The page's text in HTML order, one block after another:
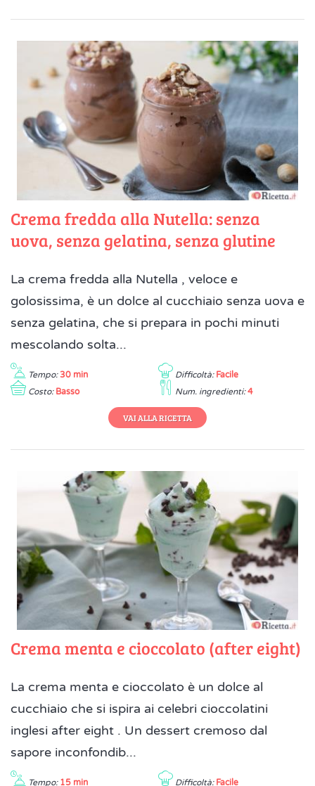
Crema fredda alla Nutella: senza
uova, senza gelatina, senza glutine
La crema fredda alla Nutella , veloce e
golosissima, è un dolce al cucchiaio senza uova e
senza gelatina, che si prepara in pochi minuti
mescolando solta...
Tempo: 30 min Difficoltà: Facile
Costo: Basso Num. ingredienti: 4
VAI ALLA RICETTA
Crema menta e cioccolato (after eight)
La crema menta e cioccolato è un dolce al
cucchiaio che si ispira ai celebri cioccolatini
inglesi after eight . Un dessert cremoso dal
sapore inconfondib...
Tempo: 15 min Difficoltà: Facile